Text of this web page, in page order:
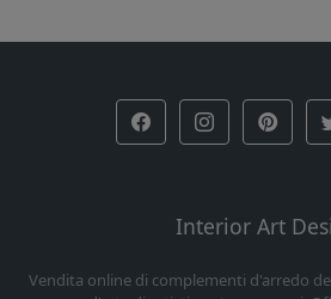
Interior Art
Vendita online di complementi d'arredo